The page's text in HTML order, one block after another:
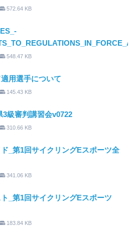
572.64 KB
548.47 KB
用選手について
145.43 KB
3級審判講習会v0722
310.66 KB
_第1回サイクリングEスポーツ全
341.06 KB
_第1回サイクリングEスポーツ
183.84 KB